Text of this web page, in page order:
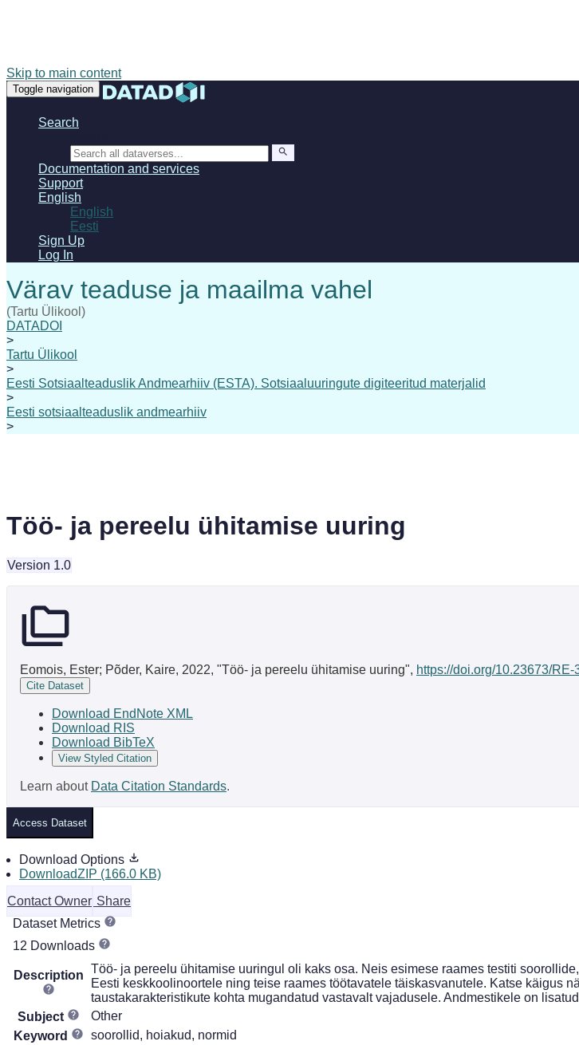
Skip to main content
Toggle navigation
Search
Documentation and services
Support
English
English
Eesti
Sign Up
Log In
(Tartu Ülikool)
DATADOI
>
Tartu Ülikool
>
Eesti Sotsiaalteaduslik Andmearhiiv (ESTA). Sotsiaaluuringute digiteeritud materjalid
>
Eesti sotsiaalteaduslik andmearhiiv
>
Töö- ja pereelu ühitamise uuring
Version 1.0
Eomois, Ester; Põder, Kaire, 2022, "Töö- ja pereelu ühitamise uuring", https://doi.org/10.23673/RE-
Cite Dataset
Download EndNote XML
Download RIS
Download BibTeX
View Styled Citation
Learn about Data Citation Standards.
Access Dataset
Download Options
DownloadZIP (166.0 KB)
Contact Owner Share
Dataset Metrics
12 Downloads
Description Töö- ja pereelu ühitamise uuringul oli kaks osa. Neis esimese raames testiti
Eesti keskkoolinoortele ning teise raames töötavatele täiskasvanutele. Katse käigus
taustakarakteristikute kohta mugandatud vastavalt vajadusele. Andmestikele on
Subject
Other
Keyword
soorollid, hoiakud, normid